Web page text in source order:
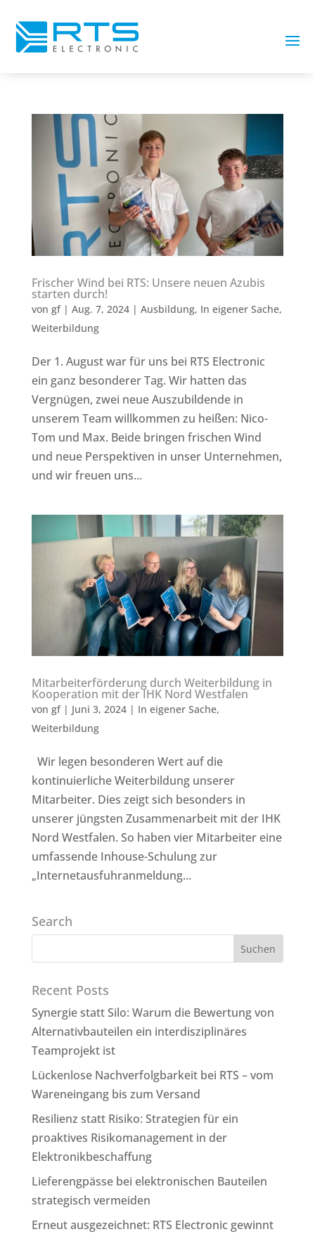
Frischer Wind bei RTS: Unsere neuen Azubis
starten durch!
von gf| Aug. 7, 2024| Ausbildung, In eigener Sache,
Weiterbildung
Der 1. August war für uns bei RTS Electronic
ein ganz besonderer Tag. Wir hatten das
Vergnügen, zwei neue Auszubildende in
unserem Team willkommen zu heißen: Nico-
Tom und Max. Beide bringen frischen Wind
und neue Perspektiven in unser Unternehmen,
und wir freuen uns...
Mitarbeiterförderung durch Weiterbildung in
Kooperation mit der IHK Nord Westfalen
von gf| Juni 3, 2024| In eigener Sache,
Weiterbildung
Wir legen besonderen Wert auf die
kontinuierliche Weiterbildung unserer
Mitarbeiter. Dies zeigt sich besonders in
unserer jüngsten Zusammenarbeit mit der IHK
Nord Westfalen. So haben vier Mitarbeiter eine
umfassende Inhouse-Schulung zur
„Internetausfuhranmeldung...
Search
Recent Posts
Synergie statt Silo: Warum die Bewertung von
Alternativbauteilen ein interdisziplinäres
Teamprojekt ist
Lückenlose Nachverfolgbarkeit bei RTS – vom
Wareneingang bis zum Versand
Resilienz statt Risiko: Strategien für ein
proaktives Risikomanagement in der
Elektronikbeschaffung
Lieferengpässe bei elektronischen Bauteilen
strategisch vermeiden
Erneut ausgezeichnet: RTS Electronic gewinnt